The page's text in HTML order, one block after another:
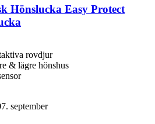
Hönslucka Easy Protect
rovdjur
& lägre hönshus
september